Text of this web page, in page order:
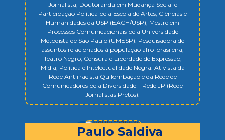
Jornalista, Doutoranda em Mudança Social e
Participação Política pela Escola de Artes, Ciências e
Humanidades da USP (EACH/USP), Mestre em
Processos Comunicacionais pela Universidade
Metodista de São Paulo (UMESP). Pesquisadora de
assuntos relacionados à população afro-brasileira,
Teatro Negro, Censura e Liberdade de Expressão,
Mídia, Política e Intelectualidade Negra. Ativista da
Rede Antirracista Quilombação e da Rede de
Comunicadores pela Diversidade – Rede JP (Rede
Jornalistas Pretos).
Paulo Saldiva